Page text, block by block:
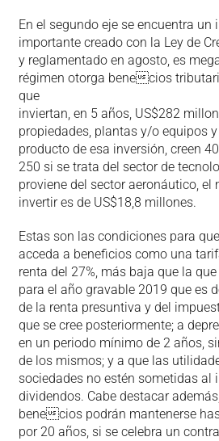
En el segundo eje se encuentra
importante creado con la Ley de
y reglamentado en agosto, es
régimen otorga benecios
que
inviertan, en 5 años, US$282
propiedades, plantas y/o equipos
producto de esa inversión, creen
250 si se trata del sector de
proviene del sector aeronáutico,
invertir es de US$18,8 millones.
Estas son las condiciones para
acceda a beneficios como una
renta del 27%, más baja que la
para el año gravable 2019 que es
de la renta presuntiva y del
que se cree posteriormente; a
en un periodo mínimo de 2 años,
de los mismos; y a que las
sociedades no estén sometidas al
dividendos. Cabe destacar
benecios podrán mantenerse
por 20 años, si se celebra un